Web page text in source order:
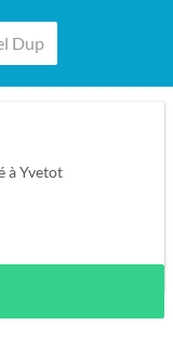
à Yvetot